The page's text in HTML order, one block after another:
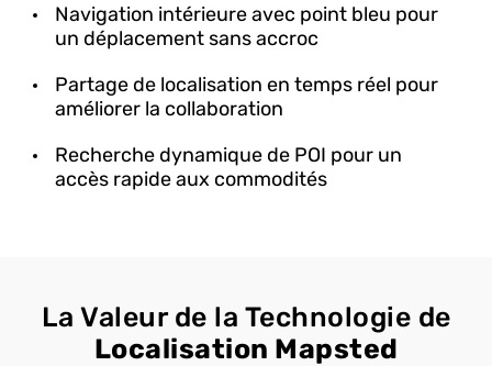
Navigation intérieure avec point bleu pour
un déplacement sans accroc
Partage de localisation en temps réel pour
améliorer la collaboration
Recherche dynamique de POI pour un
accès rapide aux commodités
La Valeur de la Technologie de
Localisation Mapsted